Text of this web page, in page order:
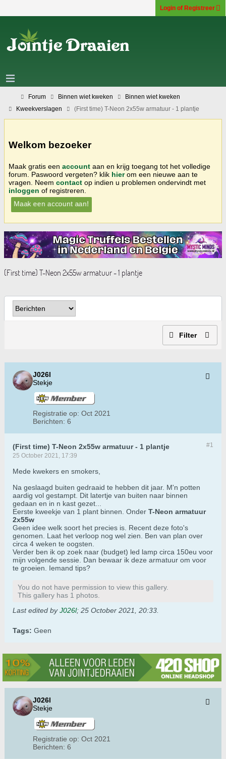
Login of Registreer
Forum Binnen wiet kweken
Binnen wiet kweken
Kweekverslagen
(First time) T-Neon 2x55w armatuur - 1 plantje
Welkom bezoeker
Maak gratis een account aan en krijg toegang tot het volledige
forum. Paswoord vergeten? klik hierom een nieuwe aan te
vragen. Neem contact op indien u problemen ondervindt met
inloggen of registreren.
Maak een account aan!
(First time) T-Neon 2x55w armatuur - 1 plantje
Filter
J026l
Stekje
Registratie op: Oct 2021
Berichten: 6
#1
(First time) T-Neon 2x55w armatuur - 1 plantje
25 October 2021, 17:39
Mede kwekers en smokers,
Na geslaagd buiten gedraaid te hebben dit jaar. M'n potten
aardig vol gestampt. Dit latertje van buiten naar binnen
gedaan en in n kast gezet...
Eerste kweekje van 1 plant binnen. Onder T-Neon armatuur
2x55w
Geen idee welk soort het precies is. Recent deze foto's
genomen. Laat het verloop nog wel zien. Ben van plan over
circa 4 weken te oogsten.
Verder ben ik op zoek naar (budget) led lamp circa 150eu voor
mijn volgende sessie. Dan bewaar ik deze armatuur om voor
te groeien. Iemand tips?
You do not have permission to view this gallery.
This gallery has 1 photos.
Last edited byJ026l; 25 October 2021, 20:33
Tags: Geen
J026l
Stekje
Registratie op: Oct 2021
Berichten: 6